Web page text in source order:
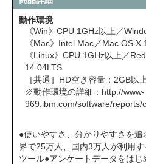
動作環境
《Win》CPU 1GHz以上／
《Mac》Intel Mac／Mac OS X
《Linux》CPU 1GHz以上／
14.04LTS
［共通］HD空き容量：2GB以
※動作環境の詳細： http://www-
969.ibm.com/software/
●使いやすさ、分かりやすさを
界で25万人、国内3万人が利用
ツール●アンケートデータをは